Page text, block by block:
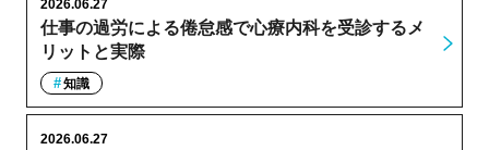
仕事の過労による倦怠感で心療内科を受診するメ
リットと実際
2026.06.27
知識
2026.06.27